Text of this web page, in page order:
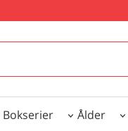
Bokserier Ålder